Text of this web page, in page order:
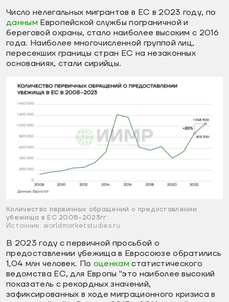
Число нелегальных мигрантов в ЕС в 2023 году, по
данным Европейской службы пограничной и
береговой охраны, стало наиболее высоким с 2016
года. Наиболее многочисленной группой лиц,
пересекших границы стран ЕС на незаконных
основаниях, стали сирийцы.
Количество первичных обращений о предоставлении
убежища в ЕС 2008-2023гг
Источник: worldmarketstudies.ru
В 2023 году с первичной просьбой о
предоставлении убежища в Евросоюзе обратились
1,04 млн человек. По оценкам статистического
ведомства ЕС, для Европы "это наиболее высокий
показатель с рекордных значений,
зафиксированных в ходе миграционного кризиса в